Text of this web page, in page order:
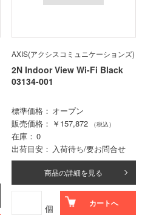
AXIS(アクシスコミュニケーションズ)
2N Indoor View Wi-Fi Black
03134-001
標準価格
オープン
販売価格
￥157,872 （税込）
在庫
0
出荷目安
入荷待ち/要お問合せ
商品の詳細を見る
個 カートへ